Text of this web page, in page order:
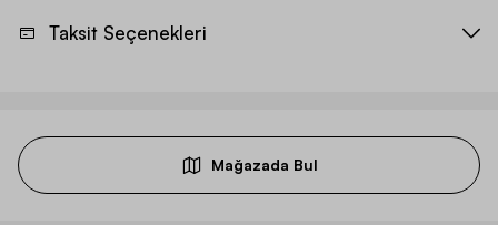
Taksit Seçenekleri
Mağazada Bul